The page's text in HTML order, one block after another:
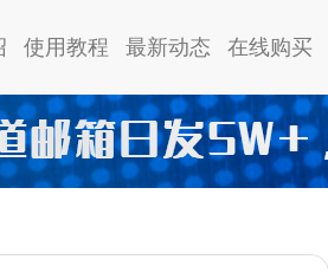
使用教程 最新动态 在线购买